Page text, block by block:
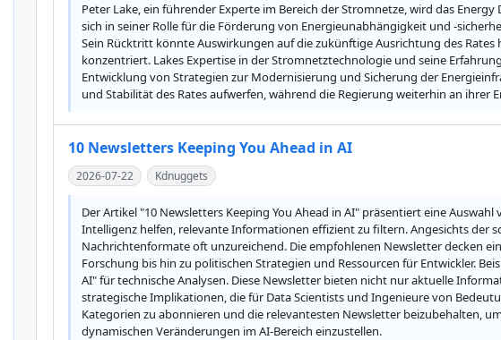
Peter Lake, ein führender Experte im Bereich der Stromnetze, wird das
sich in seiner Rolle für die Förderung von Energieunabhängigkeit und -
Sein Rücktritt könnte Auswirkungen auf die zukünftige Ausrichtung des
konzentriert. Lakes Expertise in der Stromnetztechnologie und seine
Entwicklung von Strategien zur Modernisierung und Sicherung der
und Stabilität des Rates aufwerfen, während die Regierung weiterhin an ihrer
10 Newsletters Keeping You Ahead in AI
2026-07-22 Kdnuggets
Der Artikel "10 Newsletters Keeping You Ahead in AI" präsentiert eine
Intelligenz helfen, relevante Informationen effizient zu filtern. Angesichts der
Nachrichtenformate oft unzureichend. Die empfohlenen Newsletter decken
Forschung bis hin zu politischen Strategien und Ressourcen für Entwickler.
AI" für technische Analysen. Diese Newsletter bieten nicht nur aktuelle
strategische Implikationen, die für Data Scientists und Ingenieure von
Kategorien zu abonnieren und die relevantesten Newsletter beizubehalten,
dynamischen Veränderungen im AI-Bereich einzustellen.